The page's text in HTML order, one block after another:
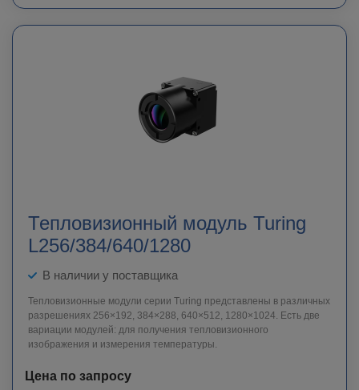
Тепловизионный модуль Turing
L256/384/640/1280
В наличии у поставщика
Тепловизионные модули серии Turing представлены в различных
разрешениях 256×192, 384×288, 640×512, 1280×1024. Есть две
вариации модулей: для получения тепловизионного
изображения и измерения температуры.
Цена по запросу